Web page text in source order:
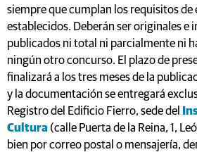
siempre que cumplan los requisitos de
establecidos. Deberán ser originales e
publicados ni total ni parcialmente ni
ningún otro concurso. El plazo de
finalizará a los tres meses de la
y la documentación se entregará
Registro del Edificio Fierro, sede del
Cultura (calle Puerta de la Reina, 1,
bien por correo postal o mensajería,